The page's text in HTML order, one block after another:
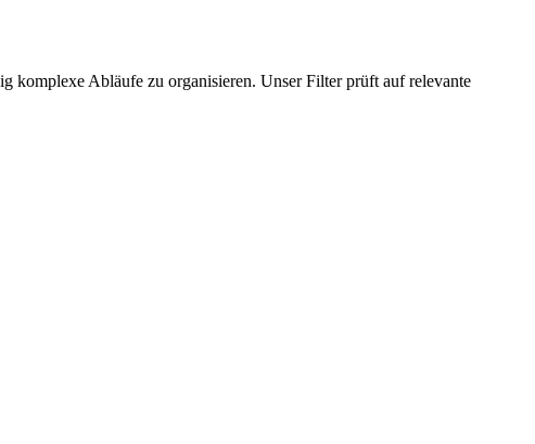
komplexe Abläufe zu organisieren. Unser Filter prüft auf relevante